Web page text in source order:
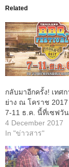
Related
กลับมาอีกครั้ง! เทศ
ย่าง ณ โคราช
7-11 ธ.ค. นี้ที่เซฟวัน
4 December 2017
In "ข่าวสาร"